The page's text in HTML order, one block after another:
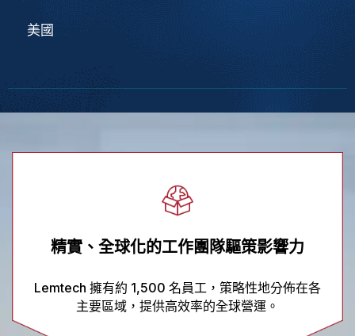
美國
精實、全球化的工作團隊驅策影響力
Lemtech 擁有約 1,500 名員工，策略性地分佈在各
主要區域，提供高效率的全球營運。